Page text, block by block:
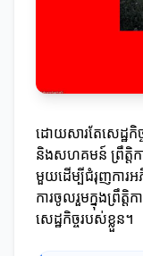
ដោយសារតែសេដ្ឋកិ
និងសហគមន៍ ព្រឹត្តិ
មួយដើម្បីជំរុញការ
ការចូលរួមក្នុងព្រឹត្
សេដ្ឋកិច្ចរបស់ខ្លួន។